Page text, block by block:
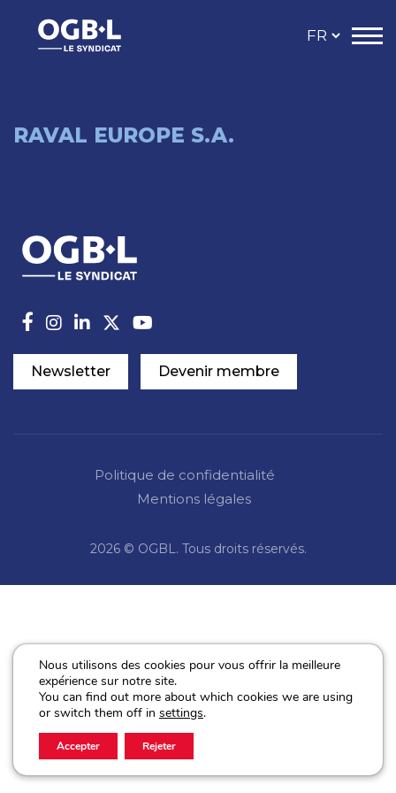
RAVAL EUROPE S.A.
Newsletter Devenir membre
Politique de confidentialité
Mentions légales
2026 © OGBL. Tous droits réservés.
Nous utilisons des cookies pour vous offrir la meilleure
expérience sur notre site.
You can find out more about which cookies we are using
or switch them off in settings.
Accepter Rejeter